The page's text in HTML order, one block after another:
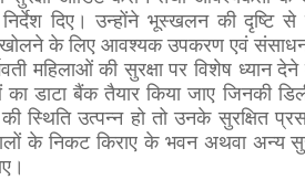
दिए। उन्होंने भूस्खलन की दृष्टि
के लिए आवश्यक उपकरण एवं संसाधन
महिलाओं की सुरक्षा पर विशेष ध्यान देने
का डाटा बैंक तैयार किया जाए जिनकी
स्थिति उत्पन्न हो तो उनके सुरक्षित
के निकट किराए के भवन अथवा अन्य